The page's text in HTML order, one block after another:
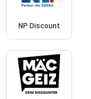
NP Discount